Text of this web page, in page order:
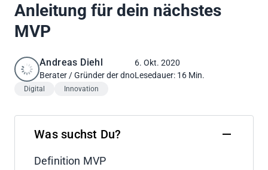
Anleitung für dein nächstes
MVP
Andreas Diehl
Berater / Gründer der dno
6. Okt. 2020
Lesedauer: 16 Min.
Digital Innovation
Was suchst Du?
Definition MVP